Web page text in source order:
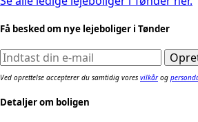
Få besked om nye lejeboliger i Tønder
Ved oprettelse accepterer du samtidig vores vilkårog
Detaljer om boligen